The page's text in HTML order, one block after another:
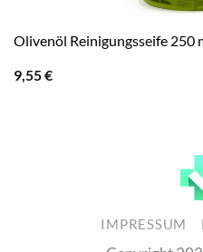
Olivenöl Reinigungsseife 250
9,55€
IMPRESSUM